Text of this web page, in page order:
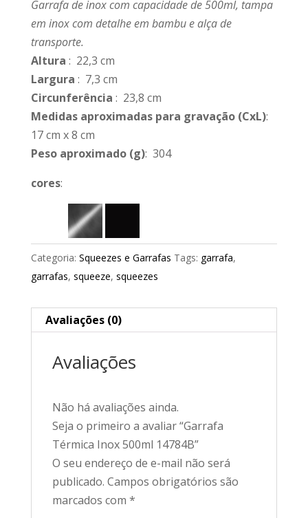
Garrafa de inox com capacidade de 500ml, tampa
em inox com detalhe em bambu e alça de
transporte.
Altura : 22,3 cm
Largura : 7,3 cm
Circunferência : 23,8 cm
Medidas aproximadas para gravação(CxL):
17 cm x 8 cm
Peso aproximado(g): 304
cores:
Categoria: Squeezes e Garrafas Tags: garrafa,
garrafas, squeeze, squeezes
Avaliações (0)
Avaliações
Não há avaliações ainda.
Seja o primeiro a avaliar “Garrafa
Térmica Inox 500ml 14784B”
O seu endereço de e-mail não será
publicado. Campos obrigatórios são
marcados com *